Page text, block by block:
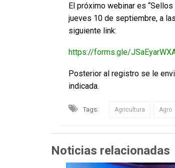
El próximo webinar es
jueves 10 de septiembre, a
siguiente link:
https://forms.gle/
Posterior al registro se le
indicada.
Tags: Agricultura Agro
Noticias relacionadas